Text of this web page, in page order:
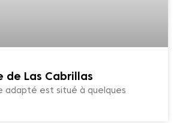
de Las Cabrillas
adapté est situé à quelques